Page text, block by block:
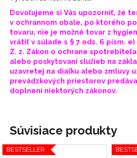
Dovoľujeme si Vás upozorniť, že
v ochrannom obale, po ktorého
tovaru, nie je možné tovar z
vrátiť v súlade s § 7 ods. 6 písm.
Z. z. Zákon o ochrane
alebo poskytovaní služieb na
uzavretej na diaľku alebo zmluvy
prevádzkových priestorov
doplnení niektorých zákonov.
Súvisiace produkty
BESTSELLER